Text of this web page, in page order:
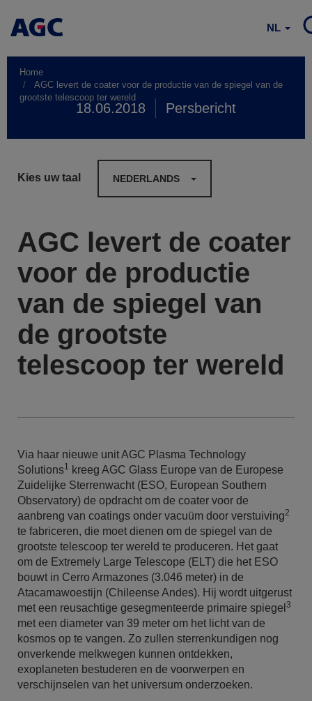
NL
Home
AGC levert de coater voor de productie van de spiegel van de
grootste telescoop ter wereld
18.06.2018 Persbericht
Kies uw taal NEDERLANDS
AGC levert de coater
voor de productie
van de spiegel van
de grootste
telescoop ter wereld
Via haar nieuwe unit AGC Plasma Technology
Solutions1 kreeg AGC Glass Europe van de Europese
Zuidelijke Sterrenwacht (ESO, European Southern
Observatory) de opdracht om de coater voor de
aanbreng van coatings onder vacuüm door verstuiving2
te fabriceren, die moet dienen om de spiegel van de
grootste telescoop ter wereld te produceren. Het gaat
om de Extremely Large Telescope (ELT) die het ESO
bouwt in Cerro Armazones (3.046 meter) in de
Atacamawoestijn (Chileense Andes). Hij wordt uitgerust
met een reusachtige gesegmenteerde primaire spiegel 3
met een diameter van 39 meter om het licht van de
kosmos op te vangen. Zo zullen sterrenkundigen nog
onverkende melkwegen kunnen ontdekken,
exoplaneten bestuderen en de voorwerpen en
verschijnselen van het universum onderzoeken.